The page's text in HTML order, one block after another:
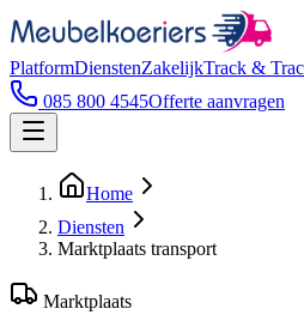
PlatformDienstenZakelijkTrack &
085 800 4545Offerte aanvragen
Home
Diensten
Marktplaats transport
Marktplaats